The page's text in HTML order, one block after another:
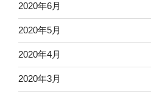
2020年6月
2020年5月
2020年4月
2020年3月